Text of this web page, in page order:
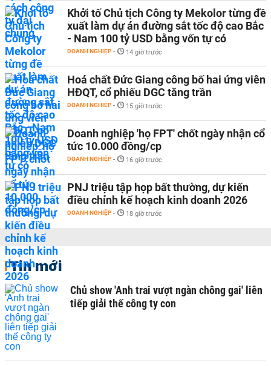
Khởi tố Chủ tịch Công ty Mekolor từng đề
xuất làm dự án đường sắt tốc độ cao Bắc
- Nam 100 tỷ USD bằng vốn tự có
DOANH NGHIỆP - 14 giờ trước
Hoá chất Đức Giang công bố hai ứng viên
HĐQT, cổ phiếu DGC tăng trần
DOANH NGHIỆP - 15 giờ trước
Doanh nghiệp 'họ FPT' chốt ngày nhận cổ
tức 10.000 đồng/cp
DOANH NGHIỆP - 16 giờ trước
PNJ triệu tập họp bất thường, dự kiến
điều chỉnh kế hoạch kinh doanh 2026
DOANH NGHIỆP - 18 giờ trước
Tin mới
Chủ show 'Anh trai vượt ngàn chông gai' liên
tiếp giải thế công ty con